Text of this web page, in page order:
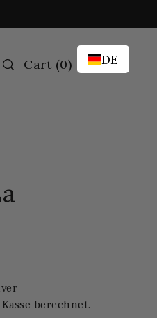
Cart (0) DE
berechnet.